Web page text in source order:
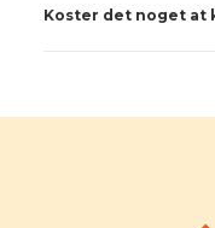
Koster det noget at